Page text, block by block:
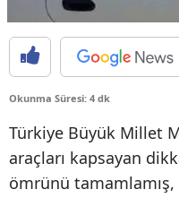
Okunma Süresi: 4 dk
Türkiye Büyük Millet
araçları kapsayan
ömrünü tamamlamış,